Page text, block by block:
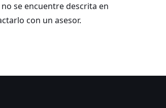
se encuentre descrita en
con un asesor.